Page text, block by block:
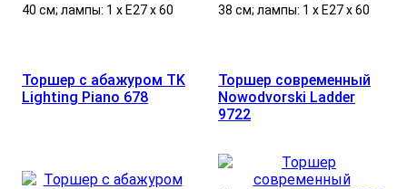
40 см; лампы: 1 х Е27 х 60
38 см; лампы: 1 х Е27 х 60
Торшер с абажуром TK
Lighting Piano 678
Торшер современный
Nowodvorski Ladder
9722